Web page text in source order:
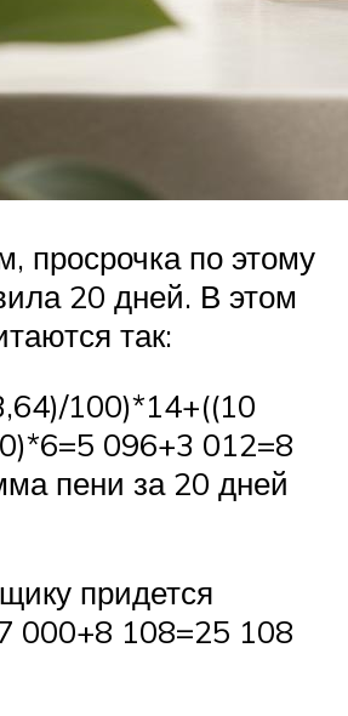
просрочка по этому
20 дней. В этом
так:
100)*14+((10
096+3 012=8
пени за 20 дней
придется
000+8 108=25 108